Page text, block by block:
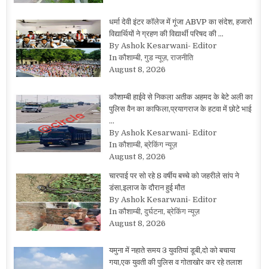
धर्मा देवी इंटर कॉलेज में गूंजा ABVP का संदेश, हजारों
विद्यार्थियों ने ग्रहण की विद्यार्थी परिषद की …
By Ashok Kesarwani- Editor
In कौशाम्बी, गुड न्यूज़, राजनीति
August 8, 2026
कौशाम्बी हाईवे से निकला अतीक अहमद के बेटे अली का
पुलिस वैन का काफिला,प्रयागराज के हटवा में छोटे भाई
…
By Ashok Kesarwani- Editor
In कौशाम्बी, ब्रेकिंग न्यूज़
August 8, 2026
चारपाई पर सो रहे 8 वर्षीय बच्चे को जहरीले सांप ने
डंसा,इलाज के दौरान हुई मौत
By Ashok Kesarwani- Editor
In कौशाम्बी, दुर्घटना, ब्रेकिंग न्यूज़
August 8, 2026
यमुना में नहाते समय 3 युवतियां डूबी,दो को बचाया
गया,एक युवती की पुलिस व गोताखोर कर रहे तलाश